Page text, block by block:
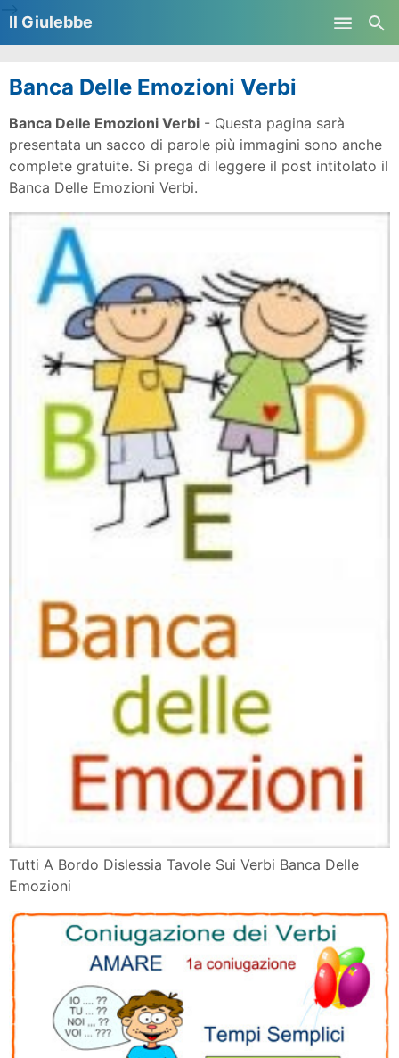
Il Giulebbe
Banca Delle Emozioni Verbi
Banca Delle Emozioni Verbi - Questa pagina sarà
presentata un sacco di parole più immagini sono anche
complete gratuite. Si prega di leggere il post intitolato il
Banca Delle Emozioni Verbi.
Tutti A Bordo Dislessia Tavole Sui Verbi Banca Delle
Emozioni